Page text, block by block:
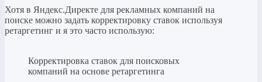
Хотя в Яндекс.Директе для рекламных компаний на
поиске можно задать корректировку ставок используя
ретаргетинг и я это часто использую:
Корректировка ставок для поисковых
компаний на основе ретаргетинга